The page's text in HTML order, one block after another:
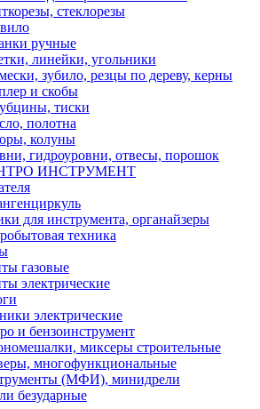
стеклорезы
ручные
линейки, угольники
зубило, резцы по дереву, керны
и скобы
тиски
полотна
колуны
гидроуровни, отвесы, порошок
ИНСТРУМЕНТ
для инструмента, органайзеры
техника
газовые
электрические
электрические
и бензоинструмент
миксеры строительные
многофункциональные
(МФИ), минидрели
безударные